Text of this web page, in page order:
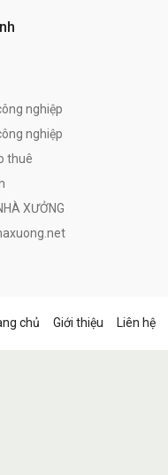
nghiệp
nghiệp
thuê
XƯỞNG
chủ Giới thiệu Liên hệ